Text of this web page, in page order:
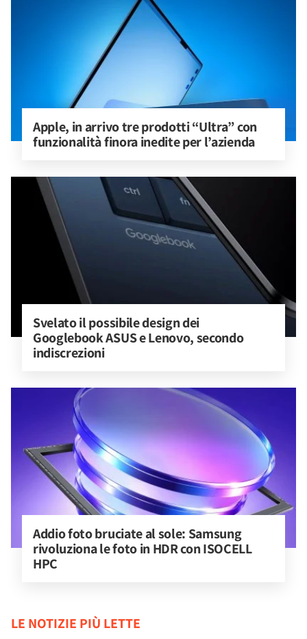
Apple, in arrivo tre prodotti “Ultra” con
funzionalità finora inedite per l’azienda
Svelato il possibile design dei
Googlebook ASUS e Lenovo, secondo
indiscrezioni
Addio foto bruciate al sole: Samsung
rivoluziona le foto in HDR con ISOCELL
HPC
LE NOTIZIE PIÙ LETTE